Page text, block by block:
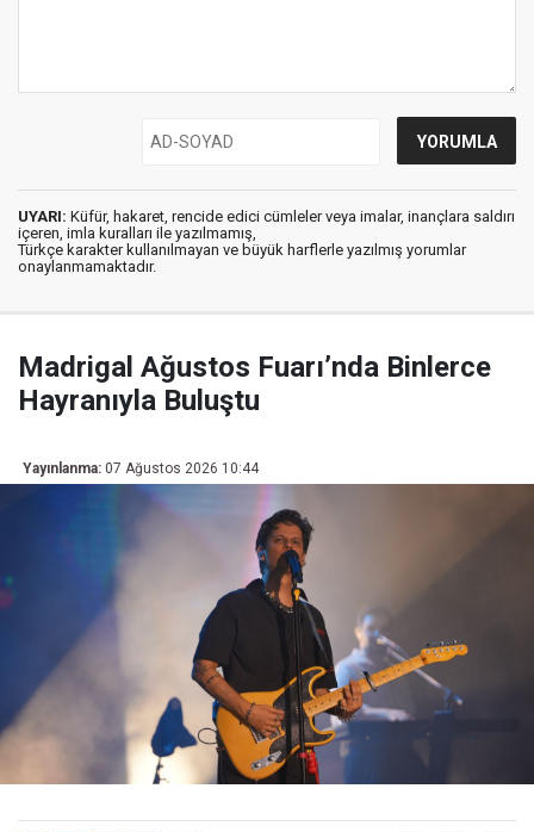
UYARI: Küfür, hakaret, rencide edici cümleler veya imalar, inançlara saldırı
içeren, imla kuralları ile yazılmamış,
Türkçe karakter kullanılmayan ve büyük harflerle yazılmış yorumlar
onaylanmamaktadır.
Madrigal Ağustos Fuarı’nda Binlerce
Hayranıyla Buluştu
Yayınlanma: 07 Ağustos 2026 10:44